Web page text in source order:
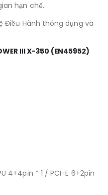
hạn chế.
Điều Hành thông dụng và
III X-350 (EN45952)
4+4pin * 1 / PCI-E 6+2pin